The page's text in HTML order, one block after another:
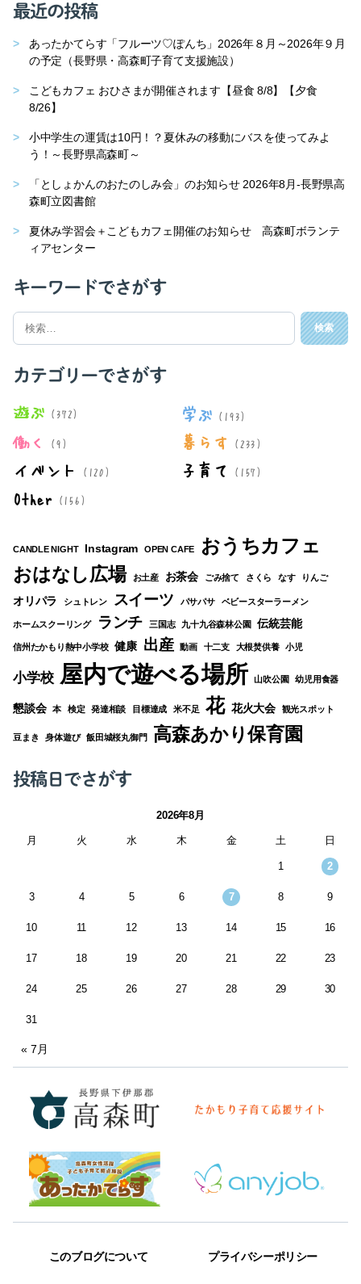
最近の投稿
あったかてらす「フルーツ♡ぽんち」2026年８月～2026年９月
の予定（長野県・高森町子育て支援施設）
こどもカフェ おひさまが開催されます【昼食 8/8】【夕食
8/26】
小中学生の運賃は10円！？夏休みの移動にバスを使ってみよ
う！～長野県高森町～
「としょかんのおたのしみ会」のお知らせ 2026年8月-長野県高
森町立図書館
夏休み学習会＋こどもカフェ開催のお知らせ 高森町ボランテ
ィアセンター
キーワードでさがす
検
対
象:
カテゴリーでさがす
遊ぶ (372) 学ぶ (193)
働く (9) 暮らす (233)
イベント (120) 子育て (157)
Other(156)
CANDLE NIGHT Instagram OPEN CAFE おうちカフェ
おはなし広場 お土産 お茶会 ごみ捨て さくら なす りんご
オリパラ シュトレン スイーツ パサパサ ベビースターラーメン
ホームスクーリング ランチ 三国志 九十九谷森林公園 伝統芸能
信州たかもり熱中小学校 健康 出産 動画 十二支 大根焚供養 小児
小学校 屋内で遊べる場所 山吹公園 幼児用食器
懇談会 本 検定 発達相談 目標達成 米不足 花 花火大会 観光スポット
豆まき 身体遊び 飯田城桜丸御門 高森あかり保育園
投稿日でさがす
2026年8月
月 火 水 木 金 土 日
1 2
3 4 5 6 7 8 9
10 11 12 13 14 15 16
17 18 19 20 21 22 23
24 25 26 27 28 29 30
31
« 7月
このブログについて プライバシーポリシー